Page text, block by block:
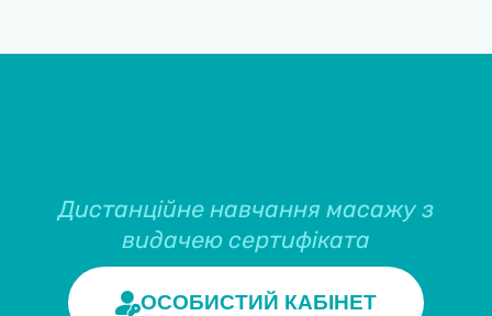
Дистанційне навчання масажу з
видачею сертифіката
ОСОБИСТИЙ КАБІНЕТ